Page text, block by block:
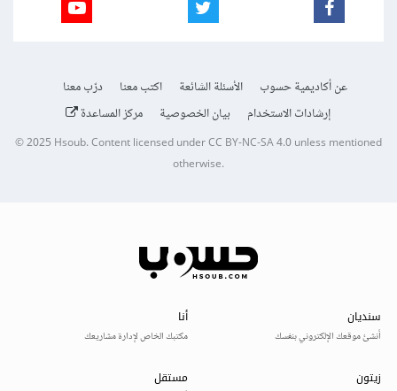
عن أكاديمية حسوب الأسئلة الشائعة اكتب معنا
درّب معنا
إرشادات الاستخدام
بيان الخصوصية مركز المساعدة
© 2025Hsoub.Content licensed underCC BY-NC-SA 4.0unless mentioned
otherwise.